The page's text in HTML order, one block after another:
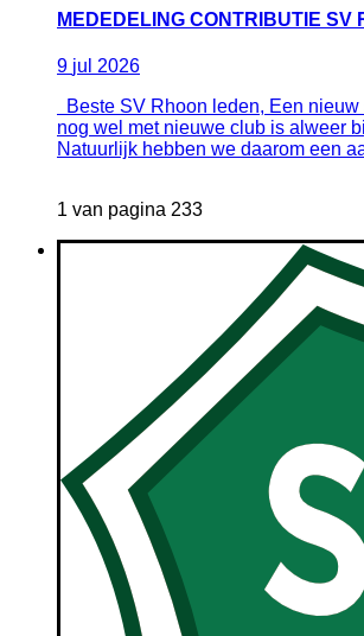
MEDEDELING CONTRIBUTIE SV
9 jul 2026
Beste SV Rhoon leden, Een
nog wel met nieuwe club is alweer
Natuurlijk hebben we daarom een
1 van pagina 233